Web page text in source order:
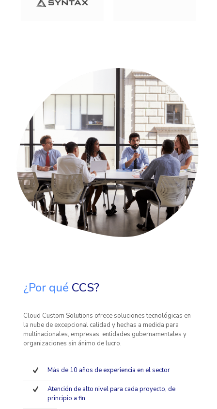
¿Por qué CCS?
Cloud Custom Solutions ofrece soluciones tecnológicas en
la nube de excepcional calidad y hechas a medida para
multinacionales, empresas, entidades gubernamentales y
organizaciones sin ánimo de lucro.
Más de 10 años de experiencia en el sector
Atención de alto nivel para cada proyecto, de
principio a fin